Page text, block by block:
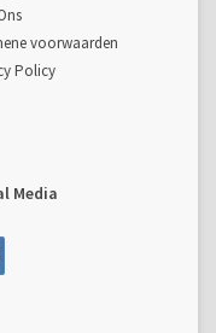
voorwaarden
Policy
Media